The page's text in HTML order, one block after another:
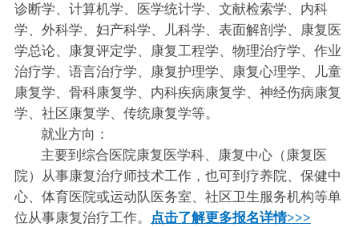
诊断学、计算机学、医学统计学、文献检索学、内科
学、外科学、妇产科学、儿科学、表面解剖学、康复医
学总论、康复评定学、康复工程学、物理治疗学、作业
治疗学、语言治疗学、康复护理学、康复心理学、儿童
康复学、骨科康复学、内科疾病康复学、神经伤病康复
学、社区康复学、传统康复学等。
就业方向：
主要到综合医院康复医学科、康复中心（康复医
院）从事康复治疗师技术工作，也可到疗养院、保健中
心、体育医院或运动队医务室、社区卫生服务机构等单
位从事康复治疗工作。
点击了解更多报名详情>>>